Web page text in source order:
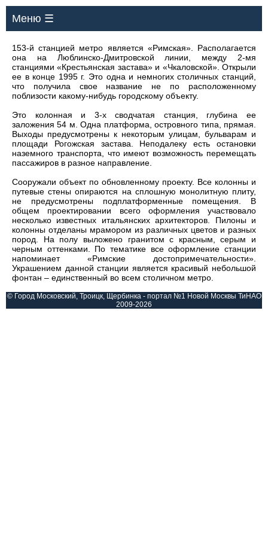
Меню ☰
153-й станцией метро является «Римская». Располагается
она на Люблинско-Дмитровской линии, между 2-мя
станциями «Крестьянская застава» и «Чкаловской». Открыли
ее в конце 1995 г. Это одна и немногих столичных станций,
что получила свое название не по расположенному
поблизости какому-нибудь городскому объекту.
Это колонная и 3-х сводчатая станция, глубина ее
заложения 54 м. Одна платформа, островного типа, прямая.
Выходы предусмотрены к некоторым улицам, бульварам и
площади Рогожская застава. Неподалеку есть остановки
наземного транспорта, что имеют возможность перемещать
пассажиров в разное направление.
Сооружали объект по обновленному проекту. Все колонны и
путевые стены опираются на сплошную монолитную плиту,
не предусмотрены подплатформенные помещения. В
общем проектировании всего оформления участвовало
несколько известных итальянских архитекторов. Пилоны и
колонны отделаны мрамором из различных цветов и разных
пород. На полу выложено гранитом с красным, серым и
черным оттенками. По тематике все оформление станции
напоминает «Римские достопримечательности».
Украшением данной станции является красивый небольшой
фонтан – единственный во всем столичном метро.
© Город Московский, Троицк, Щербинка - портал №1 Новой Москвы ТиНАО
2009-2026